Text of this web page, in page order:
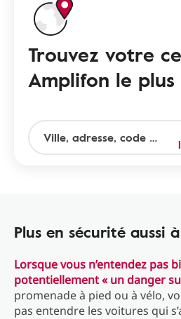
Trouvez votre
Amplifon le
Plus en sécurité aussi
Lorsque vous n’entendez pas
potentiellement « un danger
promenade à pied ou à vélo,
pas entendre les voitures qui